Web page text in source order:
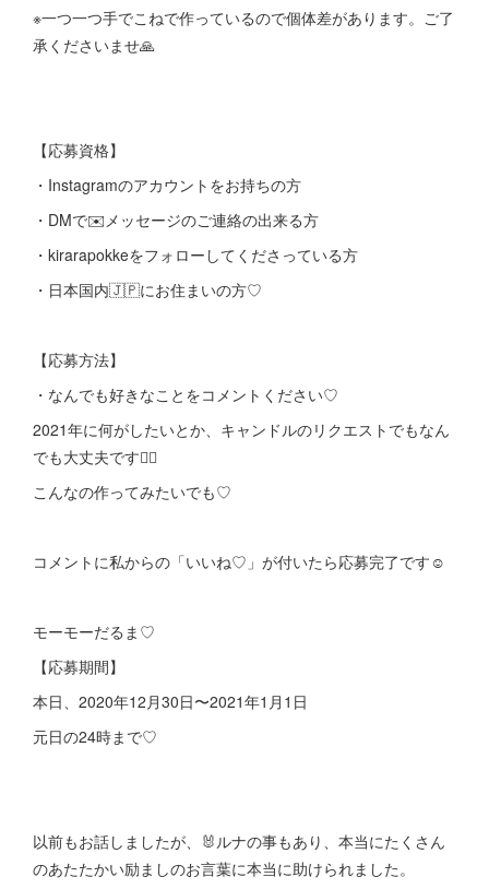
※一つ一つ手でこねで作っているので個体差があります。ご了
承くださいませ🙏
【応募資格】
・Instagramのアカウントをお持ちの方
・DMで✉️メッセージのご連絡の出来る方
・kirarapokkeをフォローしてくださっている方
・日本国内🇯🇵にお住まいの方♡
【応募方法】
・なんでも好きなことをコメントください♡
2021年に何がしたいとか、キャンドルのリクエストでもなん
でも大丈夫です🙆‍♀️
こんなの作ってみたいでも♡
コメントに私からの「いいね♡」が付いたら応募完了です☺️
モーモーだるま♡
【応募期間】
本日、2020年12月30日〜2021年1月1日
元日の24時まで♡
以前もお話しましたが、🐰ルナの事もあり、本当にたくさん
のあたたかい励ましのお言葉に本当に助けられました。